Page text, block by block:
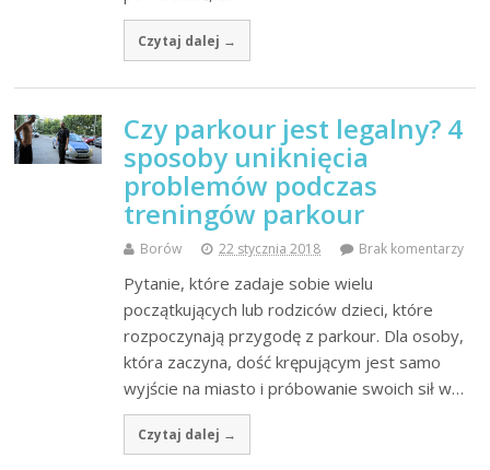
Czytaj dalej →
Czy parkour jest legalny? 4
sposoby uniknięcia
problemów podczas
treningów parkour
Borów 22 stycznia 2018 Brak komentarzy
Pytanie, które zadaje sobie wielu
początkujących lub rodziców dzieci, które
rozpoczynają przygodę z parkour. Dla osoby,
która zaczyna, dość krępującym jest samo
wyjście na miasto i próbowanie swoich sił w…
Czytaj dalej →